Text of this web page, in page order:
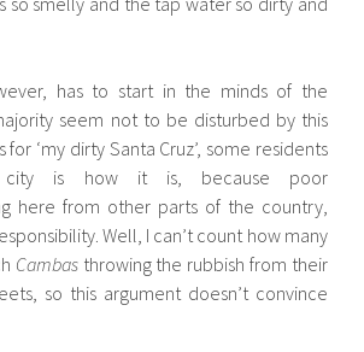
has to start in the minds of the
seem not to be disturbed by this
for ‘my dirty Santa Cruz’, some residents
is how it is, because poor
here from other parts of the country,
Well, I can’t count how many
Cambas throwing the rubbish from their
so this argument doesn’t convince